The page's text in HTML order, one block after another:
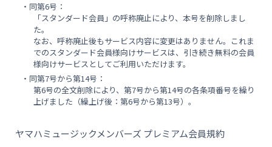
・同第6号：
「スタンダード会員」の呼称廃止により、本号を削除しまし
た。
なお、呼称廃止後もサービス内容に変更はありません。これま
でのスタンダード会員様向けサービスは、引き続き無料の会員
様向けサービスとしてご利用いただけます。
・同第7号から第14号：
第6号の全文削除により、第7号から第14号の各条項番号を繰り
上げました（繰上げ後：第6号から第13号）。
ヤマハミュージックメンバーズ プレミアム会員規約